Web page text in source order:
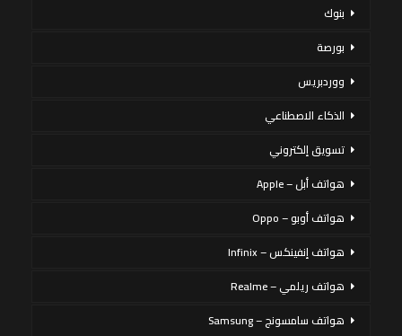
بنوك
بورصة
ووردبريس
الذكاء الاصطناعي
تسويق إلكتروني
هواتف أبل – Apple
هواتف أوبو – Oppo
هواتف إنفينكس – Infinix
هواتف ريلمي – Realme
هواتف سامسونج – Samsung